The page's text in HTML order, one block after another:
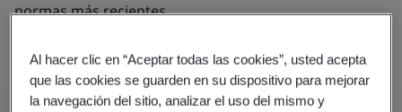
normas más recientes.
Al hacer clic en “Aceptar todas las cookies”, usted acepta
que las cookies se guarden en su dispositivo para mejorar
la navegación del sitio, analizar el uso del mismo y